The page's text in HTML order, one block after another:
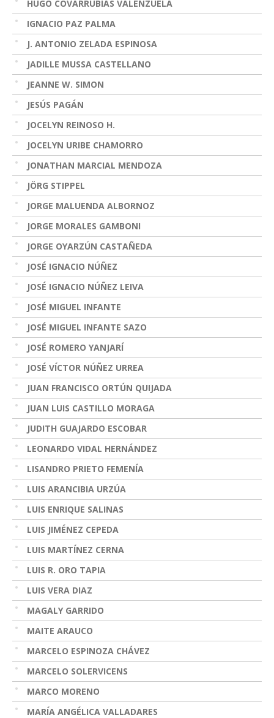
HUGO COVARRUBIAS VALENZUELA
IGNACIO PAZ PALMA
J. ANTONIO ZELADA ESPINOSA
JADILLE MUSSA CASTELLANO
JEANNE W. SIMON
JESÚS PAGÁN
JOCELYN REINOSO H.
JOCELYN URIBE CHAMORRO
JONATHAN MARCIAL MENDOZA
JÖRG STIPPEL
JORGE MALUENDA ALBORNOZ
JORGE MORALES GAMBONI
JORGE OYARZÚN CASTAÑEDA
JOSÉ IGNACIO NÚÑEZ
JOSÉ IGNACIO NÚÑEZ LEIVA
JOSÉ MIGUEL INFANTE
JOSÉ MIGUEL INFANTE SAZO
JOSÉ ROMERO YANJARÍ
JOSÉ VÍCTOR NÚÑEZ URREA
JUAN FRANCISCO ORTÚN QUIJADA
JUAN LUIS CASTILLO MORAGA
JUDITH GUAJARDO ESCOBAR
LEONARDO VIDAL HERNÁNDEZ
LISANDRO PRIETO FEMENÍA
LUIS ARANCIBIA URZÚA
LUIS ENRIQUE SALINAS
LUIS JIMÉNEZ CEPEDA
LUIS MARTÍNEZ CERNA
LUIS R. ORO TAPIA
LUIS VERA DIAZ
MAGALY GARRIDO
MAITE ARAUCO
MARCELO ESPINOZA CHÁVEZ
MARCELO SOLERVICENS
MARCO MORENO
MARÍA ANGÉLICA VALLADARES